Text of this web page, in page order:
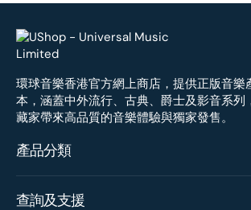
環球音樂香港官方網上商店，提供正版音樂
本，涵蓋中外流行、古典、爵士及影音系列
藏家帶來高品質的音樂體驗與獨家發售。
產品分類
查詢及支援